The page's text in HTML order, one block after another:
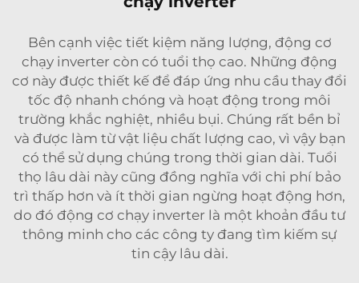
Bên cạnh việc tiết kiệm năng lượng, động cơ
chạy inverter còn có tuổi thọ cao. Những động
cơ này được thiết kế để đáp ứng nhu cầu thay đổi
tốc độ nhanh chóng và hoạt động trong môi
trường khắc nghiệt, nhiều bụi. Chúng rất bền bỉ
và được làm từ vật liệu chất lượng cao, vì vậy bạn
có thể sử dụng chúng trong thời gian dài. Tuổi
thọ lâu dài này cũng đồng nghĩa với chi phí bảo
trì thấp hơn và ít thời gian ngừng hoạt động hơn,
do đó động cơ chạy inverter là một khoản đầu tư
thông minh cho các công ty đang tìm kiếm sự
tin cậy lâu dài.